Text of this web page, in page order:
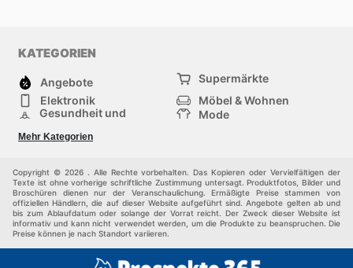
KATEGORIEN
Angebote
Supermärkte
Elektronik
Möbel & Wohnen
Gesundheit und
Mode
Sportartikel und
Sportbekleidung
Einkaufzentren
Andere
Mehr Kategorien
Copyright © 2026 . Alle Rechte vorbehalten. Das Kopieren oder Vervielfältigen der
Texte ist ohne vorherige schriftliche Zustimmung untersagt. Produktfotos, Bilder und
Broschüren dienen nur der Veranschaulichung. Ermäßigte Preise stammen von
offiziellen Händlern, die auf dieser Website aufgeführt sind. Angebote gelten ab und
bis zum Ablaufdatum oder solange der Vorrat reicht. Der Zweck dieser Website ist
informativ und kann nicht verwendet werden, um die Produkte zu beanspruchen. Die
Preise können je nach Standort variieren.